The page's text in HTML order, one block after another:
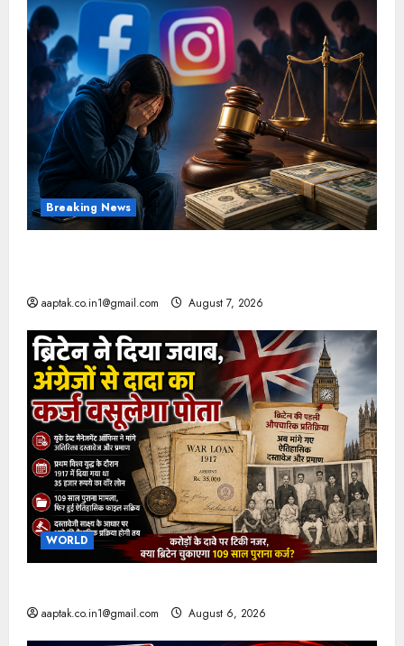
Breaking News
aaptak.co.in1@gmail.com August 7, 2026
WORLD
aaptak.co.in1@gmail.com August 6, 2026